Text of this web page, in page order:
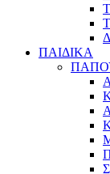
ΠΑΙΔΙΚΑ